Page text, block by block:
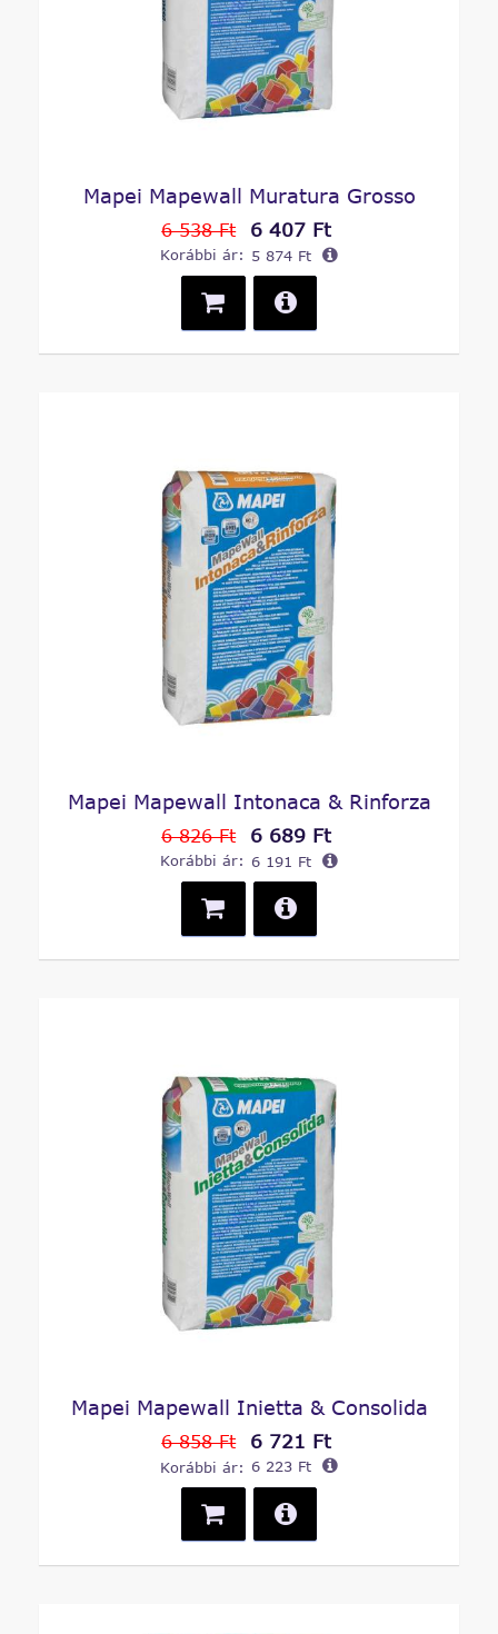
Mapei Mapewall Muratura Grosso
6 538 Ft 6 407 Ft
Korábbi ár: 5 874 Ft
Mapei Mapewall Intonaca & Rinforza
6 826 Ft 6 689 Ft
Korábbi ár: 6 191 Ft
Mapei Mapewall Inietta & Consolida
6 858 Ft 6 721 Ft
Korábbi ár: 6 223 Ft